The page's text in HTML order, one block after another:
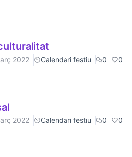
2022 Calendari festiu 0 0
2022 Calendari festiu 0 0